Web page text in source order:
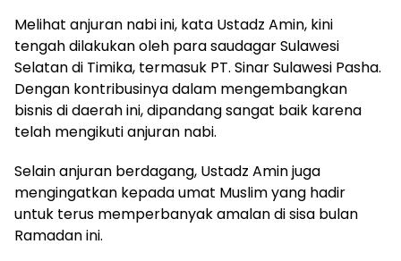
Melihat anjuran nabi ini, kata Ustadz Amin, kini
tengah dilakukan oleh para saudagar Sulawesi
Selatan di Timika, termasuk PT. Sinar Sulawesi Pasha.
Dengan kontribusinya dalam mengembangkan
bisnis di daerah ini, dipandang sangat baik karena
telah mengikuti anjuran nabi.
Selain anjuran berdagang, Ustadz Amin juga
mengingatkan kepada umat Muslim yang hadir
untuk terus memperbanyak amalan di sisa bulan
Ramadan ini.